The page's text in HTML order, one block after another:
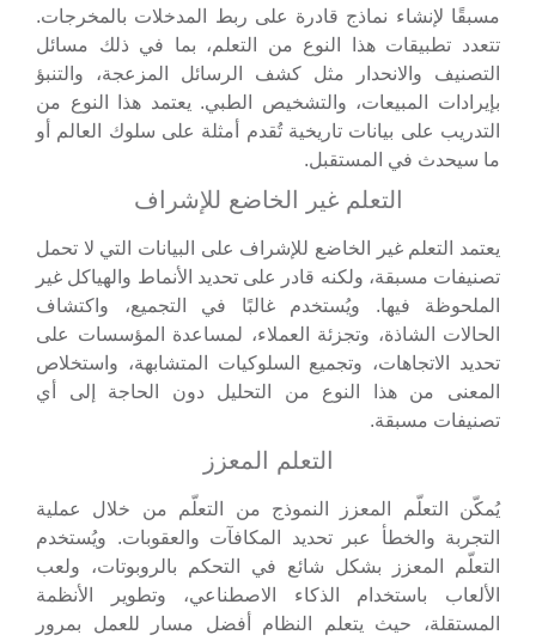
مسبقًا لإنشاء نماذج قادرة على ربط المدخلات بالمخرجات.
تتعدد تطبيقات هذا النوع من التعلم، بما في ذلك مسائل
التصنيف والانحدار مثل كشف الرسائل المزعجة، والتنبؤ
بإيرادات المبيعات، والتشخيص الطبي. يعتمد هذا النوع من
التدريب على بيانات تاريخية تُقدم أمثلة على سلوك العالم أو
ما سيحدث في المستقبل.
التعلم غير الخاضع للإشراف
يعتمد التعلم غير الخاضع للإشراف على البيانات التي لا تحمل
تصنيفات مسبقة، ولكنه قادر على تحديد الأنماط والهياكل غير
الملحوظة فيها. ويُستخدم غالبًا في التجميع، واكتشاف
الحالات الشاذة، وتجزئة العملاء، لمساعدة المؤسسات على
تحديد الاتجاهات، وتجميع السلوكيات المتشابهة، واستخلاص
المعنى من هذا النوع من التحليل دون الحاجة إلى أي
تصنيفات مسبقة.
التعلم المعزز
يُمكّن التعلّم المعزز النموذج من التعلّم من خلال عملية
التجربة والخطأ عبر تحديد المكافآت والعقوبات. ويُستخدم
التعلّم المعزز بشكل شائع في التحكم بالروبوتات، ولعب
الألعاب باستخدام الذكاء الاصطناعي، وتطوير الأنظمة
المستقلة، حيث يتعلم النظام أفضل مسار للعمل بمرور